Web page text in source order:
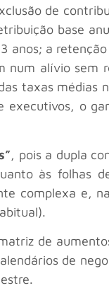
de
base
anos; a
num alívio
taxas
o
, pois a dupla
às folhas
complexa e,
de
de